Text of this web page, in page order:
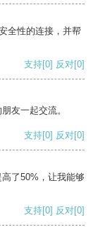
全性的连接，并帮
支持[0] 反对[0]
友一起交流。
支持[0] 反对[0]
了50%，让我能够
支持[0] 反对[0]